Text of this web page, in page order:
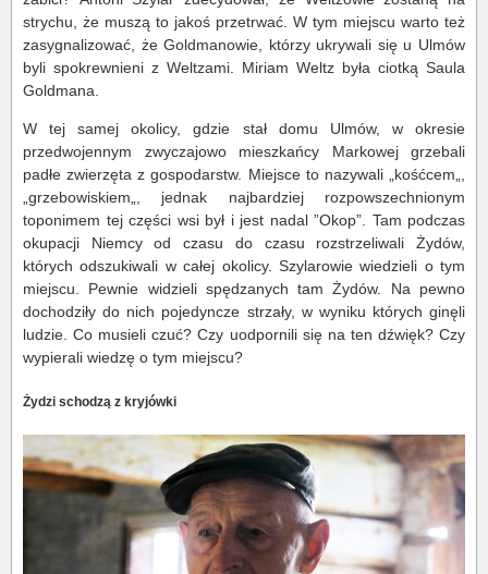
strychu, że muszą to jakoś przetrwać. W tym miejscu warto też
zasygnalizować, że Goldmanowie, którzy ukrywali się u Ulmów
byli spokrewnieni z Weltzami. Miriam Weltz była ciotką Saula
Goldmana.
W tej samej okolicy, gdzie stał domu Ulmów, w okresie
przedwojennym zwyczajowo mieszkańcy Markowej grzebali
padłe zwierzęta z gospodarstw. Miejsce to nazywali „kośćcem„,
„grzebowiskiem„, jednak najbardziej rozpowszechnionym
toponimem tej części wsi był i jest nadal ”Okop”. Tam podczas
okupacji Niemcy od czasu do czasu rozstrzeliwali Żydów,
których odszukiwali w całej okolicy. Szylarowie wiedzieli o tym
miejscu. Pewnie widzieli spędzanych tam Żydów. Na pewno
dochodziły do nich pojedyncze strzały, w wyniku których ginęli
ludzie. Co musieli czuć? Czy uodpornili się na ten dźwięk? Czy
wypierali wiedzę o tym miejscu?
Żydzi schodzą z kryjówki